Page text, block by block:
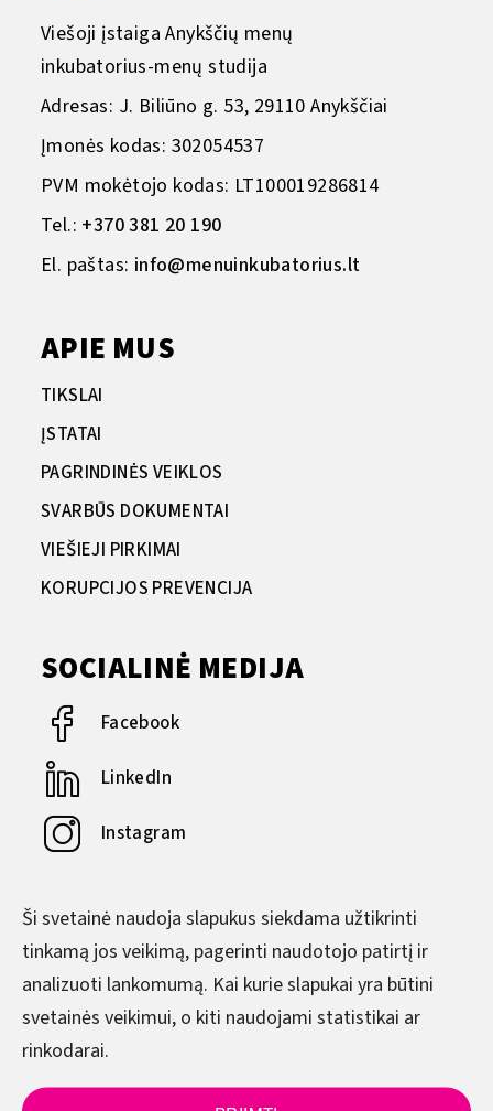
Ši svetainė naudoja slapukus siekdama užtikrinti
tinkamą jos veikimą, pagerinti naudotojo patirtį ir
analizuoti lankomumą. Kai kurie slapukai yra būtini
svetainės veikimui, o kiti naudojami statistikai ar
rinkodarai.
Viešoji įstaiga Anykščių menų
inkubatorius-menų studija
Adresas: J. Biliūno g. 53, 29110 Anykščiai
Įmonės kodas: 302054537
PVM mokėtojo kodas: LT100019286814
Tel.: +370 381 20 190
El. paštas: info@menuinkubatorius.lt
APIE MUS
TIKSLAI
ĮSTATAI
PAGRINDINĖS VEIKLOS
SVARBŪS DOKUMENTAI
VIEŠIEJI PIRKIMAI
KORUPCIJOS PREVENCIJA
SOCIALINĖ MEDIJA
Facebook
LinkedIn
Instagram
DARBO LAIKAS
Pirmadienis–Ketvirtadienis
8.00–17.00